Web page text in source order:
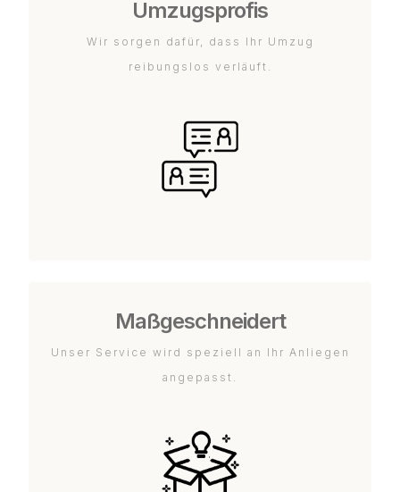
Umzugsprofis
Wir sorgen dafür, dass Ihr Umzug
reibungslos verläuft.
Maßgeschneidert
Unser Service wird speziell an Ihr Anliegen
angepasst.